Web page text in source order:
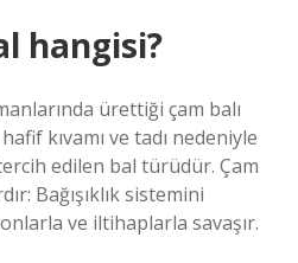
hangisi?
ürettiği çam balı
kıvamı ve tadı nedeniyle
edilen bal türüdür. Çam
Bağışıklık sistemini
ve iltihaplarla savaşır.